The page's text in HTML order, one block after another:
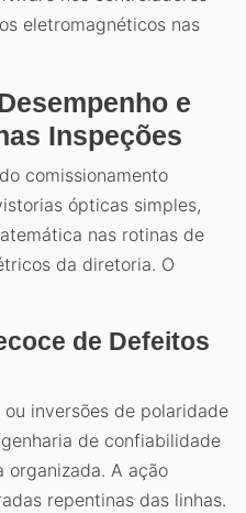
eletromagnéticos nas
e
Inspeções
comissionamento
ópticas simples,
nas rotinas de
da diretoria. O
de Defeitos
inversões de polaridade
de confiabilidade
organizada. A ação
repentinas das linhas.